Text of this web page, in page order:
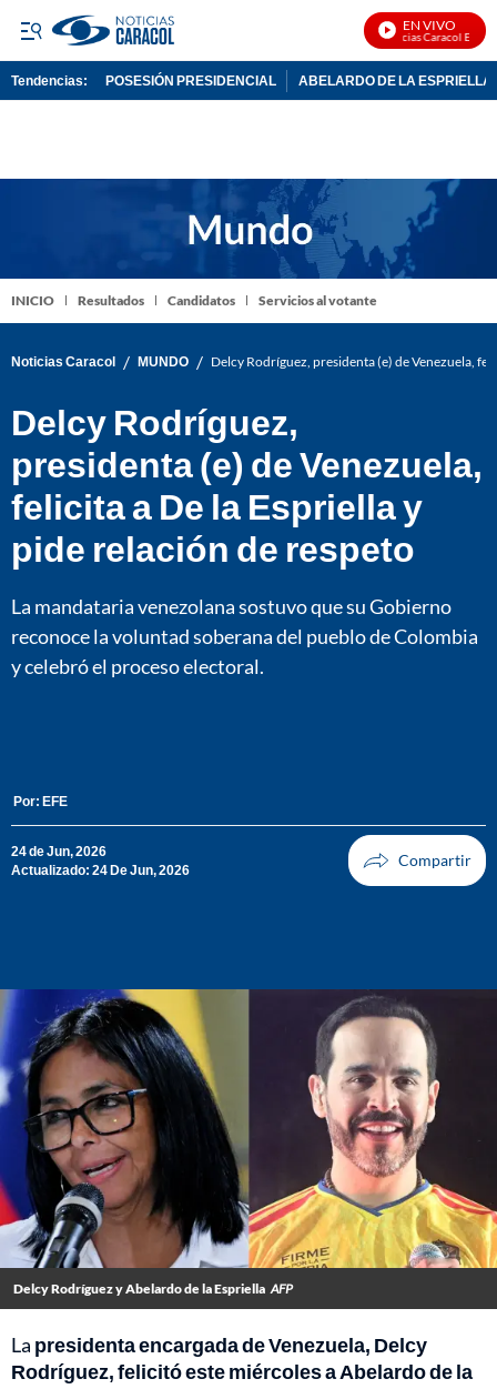
EN VIVO
Noticias Caracol En Vivo
Tendencias: POSESIÓN PRESIDENCIAL ABELARDO DE LA ESPRIELLA
INICIO Resultados Candidatos Servicios al votante
Noticias Caracol / MUNDO / Delcy Rodríguez, presidenta (e) de Venezuela,
Delcy Rodríguez,
presidenta (e) de Venezuela,
felicita a De la Espriella y
pide relación de respeto
La mandataria venezolana sostuvo que su Gobierno
reconoce la voluntad soberana del pueblo de Colombia
y celebró el proceso electoral.
Por: EFE
24 de Jun, 2026
Actualizado: 24 De Jun, 2026
Delcy Rodríguez y Abelardo de la Espriella AFP
La presidenta encargada de Venezuela, Delcy
Rodríguez, felicitó este miércoles a Abelardo de la